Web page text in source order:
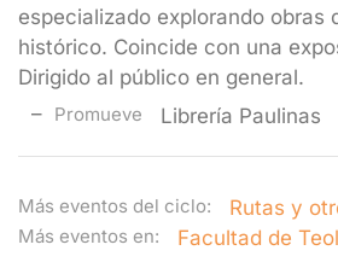
especializado explorando obras
histórico. Coincide con una
Dirigido al público en general.
Promueve Librería Paulinas
Más eventos del ciclo: Rutas y
Más eventos en: Facultad de